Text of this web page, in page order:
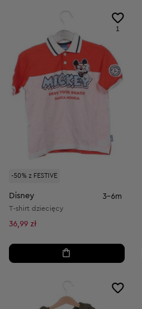
-50% z FESTIVE
1
Disney 3-6m
T-shirt dziecięcy
36,99 zł